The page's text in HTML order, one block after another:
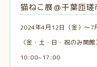
猫ねこ展＠千葉匝
2024年4月12日（金）～7
〈金・土・日・祝のみ開館
10:00~17:00